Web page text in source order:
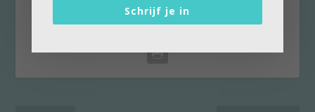
Schrijf je in